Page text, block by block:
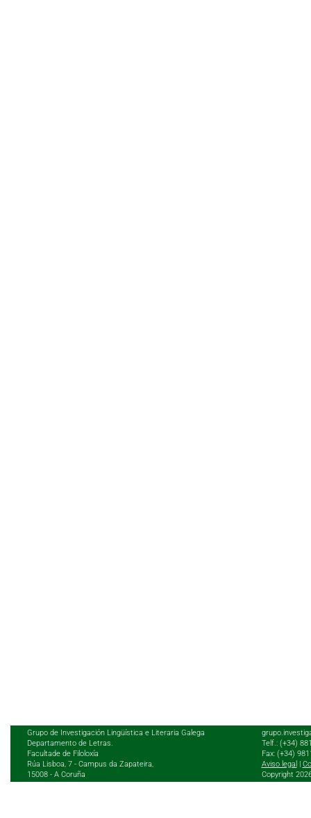
Grupo de Investigación Lingüística e Literaria Galega
Departamento de Letras.
Facultade de Filoloxía
Rúa Lisboa, 7 - Campus da Zapateira,
15008 - A Coruña
Telf.: (+34)
Fax: (+34)
Aviso legal
Copyright